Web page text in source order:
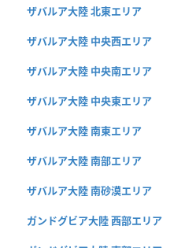
ザバルア大陸 北東エリア
ザバルア大陸 中央西エリア
ザバルア大陸 中央南エリア
ザバルア大陸 中央東エリア
ザバルア大陸 南東エリア
ザバルア大陸 南部エリア
ザバルア大陸 南砂漠エリア
ガンドグビア大陸 西部エリア